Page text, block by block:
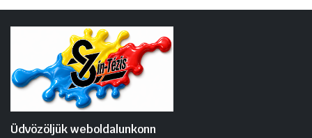
Üdvözöljük weboldalunkonn